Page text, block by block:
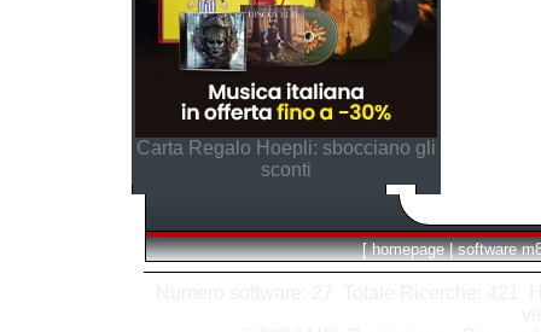
Carta Regalo Hoepli: sbocciano gli
sconti
[ homepage | software